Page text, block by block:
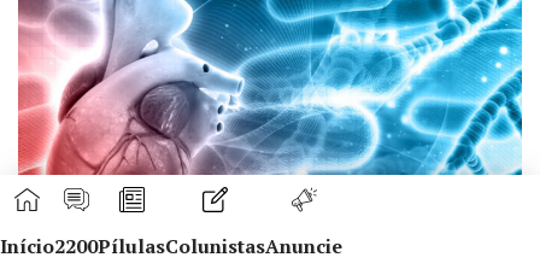
Início2200PílulasColunistasAnuncie